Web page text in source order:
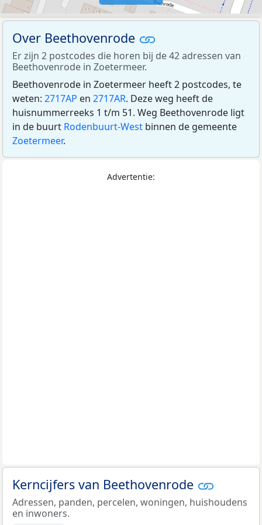
Over Beethovenrode
Er zijn 2 postcodes die horen bij de 42 adressen van
Beethovenrode in Zoetermeer.
Beethovenrode in Zoetermeer heeft 2 postcodes, te
weten: 2717AP en 2717AR. Deze weg heeft de
huisnummerreeks 1 t/m 51. Weg Beethovenrode ligt
in de buurt Rodenbuurt-West binnen de gemeente
Zoetermeer.
Advertentie:
Kerncijfers van Beethovenrode
Adressen, panden, percelen, woningen, huishoudens
en inwoners.